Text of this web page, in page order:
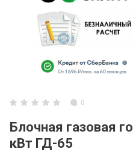
0
Блочная газовая
кВт ГД-65